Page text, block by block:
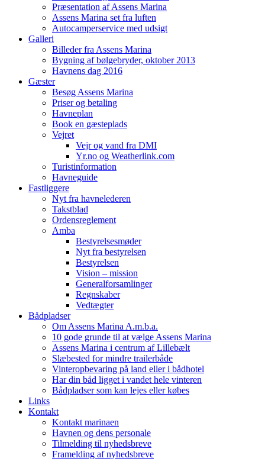
Præsentation af Assens Marina
Assens Marina set fra luften
Autocamperservice med udsigt
Galleri
Billeder fra Assens Marina
Bygning af bølgebryder, oktober 2013
Havnens dag 2016
Gæster
Besøg Assens Marina
Priser og betaling
Havneplan
Book en gæsteplads
Vejret
Vejr og vand fra DMI
Yr.no og Weatherlink.com
Turistinformation
Havneguide
Fastliggere
Nyt fra havnelederen
Takstblad
Ordensreglement
Amba
Bestyrelsesmøder
Nyt fra bestyrelsen
Bestyrelsen
Vision – mission
Generalforsamlinger
Regnskaber
Vedtægter
Bådpladser
Om Assens Marina A.m.b.a.
10 gode grunde til at vælge Assens Marina
Assens Marina i centrum af Lillebælt
Slæbested for mindre trailerbåde
Vinteropbevaring på land eller i bådhotel
Har din båd ligget i vandet hele vinteren
Bådpladser som kan lejes eller købes
Links
Kontakt
Kontakt marinaen
Havnen og dens personale
Tilmelding til nyhedsbreve
Framelding af nyhedsbreve